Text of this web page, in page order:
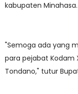
kabupaten Minahasa.
"Semoga ada yang
para pejabat Kodam
Tondano," tutur